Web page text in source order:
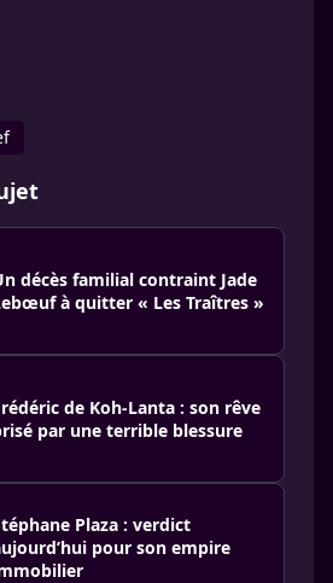
décès familial contraint Jade
à quitter « Les Traîtres »
de Koh-Lanta : son rêve
par une terrible blessure
Plaza : verdict
pour son empire